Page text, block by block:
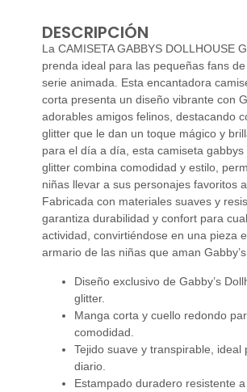
DESCRIPCIÓN
La CAMISETA GABBYS DOLLHOUSE
prenda ideal para las pequeñas fans
serie animada. Esta encantadora
corta presenta un diseño vibrante con
adorables amigos felinos, destacando
glitter que le dan un toque mágico y
para el día a día, esta camiseta gabbys
glitter combina comodidad y estilo,
niñas llevar a sus personajes favoritos
Fabricada con materiales suaves y
garantiza durabilidad y confort para
actividad, convirtiéndose en una pieza
armario de las niñas que aman
Diseño exclusivo de Gabby’s
glitter.
Manga corta y cuello redondo
comodidad.
Tejido suave y transpirable, ideal
diario.
Estampado duradero resistente a